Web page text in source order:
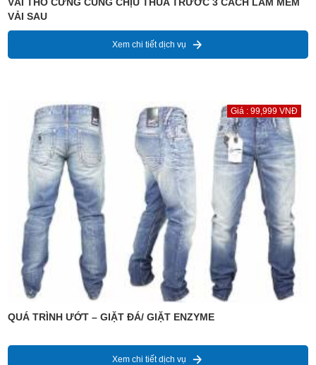
VẢI SAU
Xem chi tiết dịch vụ
Giá : 99,999 VNĐ
QUÁ TRÌNH ƯỚT – GIẶT ĐÁ/ GIẶT ENZYME
Xem chi tiết dịch vụ